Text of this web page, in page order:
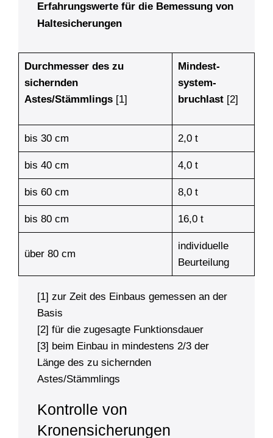
Erfahrungswerte für die Bemessung von
Haltesicherungen
Durchmesser des zu
sichernden
Astes/Stämmlings[1]
Mindest­
system­
bruchlast[2]
bis 30 cm 2,0 t
bis 40 cm 4,0 t
bis 60 cm 8,0 t
bis 80 cm 16,0 t
über 80 cm
individu­elle
Beur­tei­lung
[1] zur Zeit des Einbaus gemessen an der
Basis
[2] für die zugesagte Funktionsdauer
[3] beim Einbau in mindestens 2/3 der
Länge des zu sichernden
Astes/Stämmlings
Kontrolle von
Kronensicherungen